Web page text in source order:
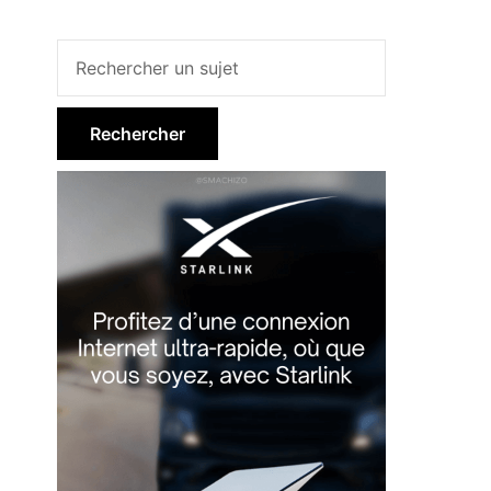
Barre
latérale
principale